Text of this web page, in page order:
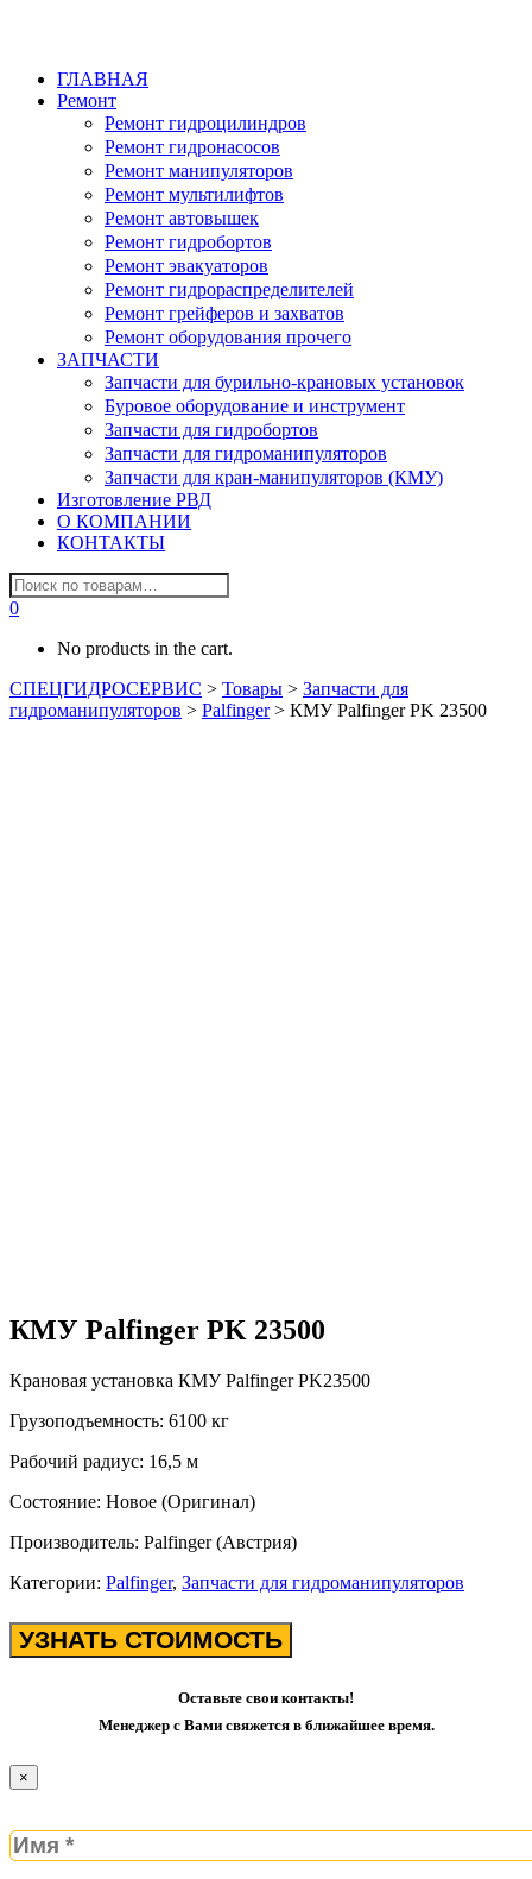
ГЛАВНАЯ
Ремонт
Ремонт гидроцилиндров
Ремонт гидронасосов
Ремонт манипуляторов
Ремонт мультилифтов
Ремонт автовышек
Ремонт гидробортов
Ремонт эвакуаторов
Ремонт гидрораспределителей
Ремонт грейферов и захватов
Ремонт оборудования прочего
ЗАПЧАСТИ
Запчасти для бурильно-крановых установок
Буровое оборудование и инструмент
Запчасти для гидробортов
Запчасти для гидроманипуляторов
Запчасти для кран-манипуляторов (КМУ)
Изготовление РВД
О КОМПАНИИ
КОНТАКТЫ
0
No products in the cart.
СПЕЦГИДРОСЕРВИС > Товары > Запчасти для
гидроманипуляторов > Palfinger> КМУ Palfinger PK 23500
КМУ Palfinger PK 23500
Крановая установка КМУ Palfinger PK23500
Грузоподъемность: 6100 кг
Рабочий радиус: 16,5 м
Состояние: Новое (Оригинал)
Производитель: Palfinger (Австрия)
Категории: Palfinger, Запчасти для гидроманипуляторов
УЗНАТЬ СТОИМОСТЬ
Оставьте свои контакты!
Менеджер с Вами свяжется в ближайшее время.
×